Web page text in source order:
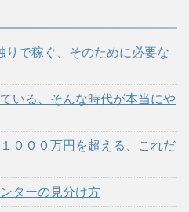
で稼ぐ、そのために必要な
いる、そんな時代が本当にや
０００万円を超える、これだ
ターの見分け方